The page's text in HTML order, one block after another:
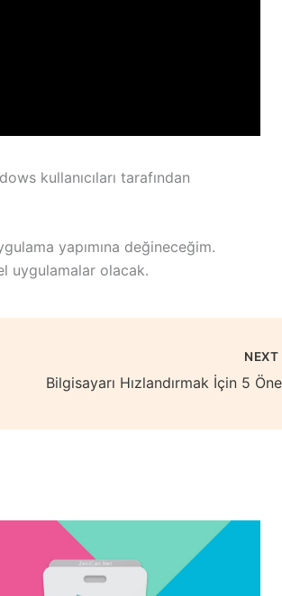
kullanıcıları tarafından
yapımına değineceğim.
uygulamalar olacak.
NEXT
Bilgisayarı Hızlandırmak İçin 5